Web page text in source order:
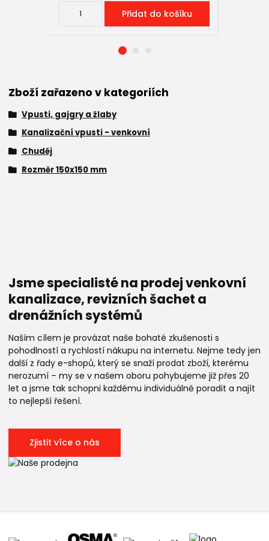
Přidat do košíku
Zboží zařazeno v kategoriích
Vpusti, gajgry a žlaby
Kanalizační vpusti - venkovní
Chuděj
Rozměr 150x150 mm
Jsme specialisté na prodej venkovní
kanalizace, revizních šachet a
drenážních systémů
Naším cílem je provázat naše bohaté zkušenosti s
pohodlností a rychlostí nákupu na internetu. Nejme tedy jen
další z řady e-shopů, který se snaží prodat zboží, kterému
nerozumí – my se v našem oboru pohybujeme již přes 20
let a jsme tak schopni každému individuálně poradit a najít
to nejlepší řešení.
Zjistit více o nás